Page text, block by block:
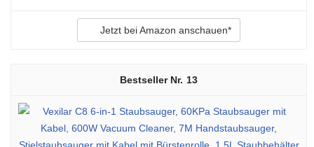
Jetzt bei Amazon anschauen*
13